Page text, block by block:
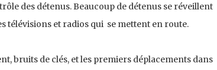
des détenus. Beaucoup de détenus se réveillent
télévisions et radios qui se mettent en route.
bruits de clés, et les premiers déplacements dans